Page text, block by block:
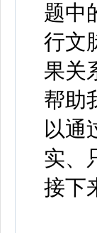
题中
行文
果关
帮助
以通
实、
接下